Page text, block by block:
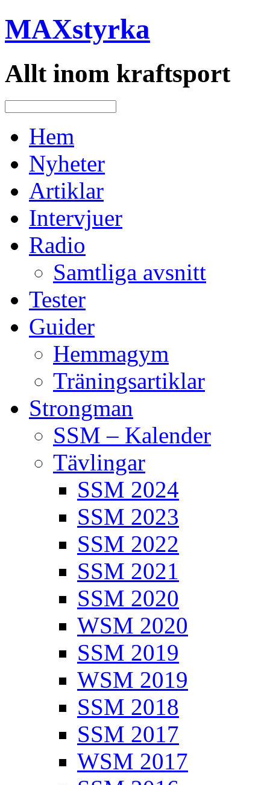
MAXstyrka
Allt inom kraftsport
Hem
Nyheter
Artiklar
Intervjuer
Radio
Samtliga avsnitt
Tester
Guider
Hemmagym
Träningsartiklar
Strongman
SSM – Kalender
Tävlingar
SSM 2024
SSM 2023
SSM 2022
SSM 2021
SSM 2020
WSM 2020
SSM 2019
WSM 2019
SSM 2018
SSM 2017
WSM 2017